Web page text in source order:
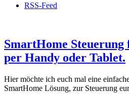
RSS-Feed
SmartHome
per Handy oder Tablet.
Hier möchte ich euch mal eine
SmartHome Lösung, zur Steuerung